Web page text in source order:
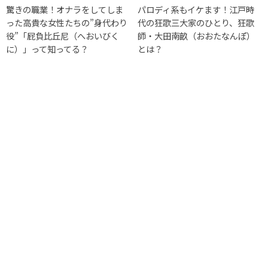
驚きの職業！オナラをしてしま
った高貴な女性たちの”身代わり
役”「屁負比丘尼（へおいびく
に）」って知ってる？
パロディ系もイケます！江戸時
代の狂歌三大家のひとり、狂歌
師・大田南畝（おおたなんぽ）
とは？